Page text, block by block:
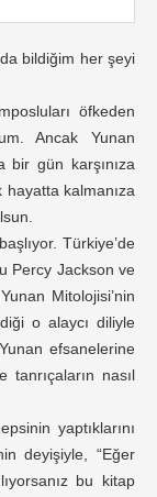
bildiğim her şeyi
öfkeden
Ancak Yunan
bir gün karşınıza
kalmanıza
Türkiye’de
Percy Jackson ve
Mitolojisi’nin
o alaycı diliyle
efsanelerine
tanrıçaların nasıl
yaptıklarını
deyişiyle, “Eğer
bu kitap